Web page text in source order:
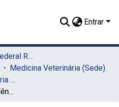
Entrar
01. Universidade Federal Rural de Pernambuco - UFRPE (Sede)
Medicina Veterinária (Sede)
TCC - Medicina Veterinária (Sede)
Hiperplasia nodular esplênica em cães